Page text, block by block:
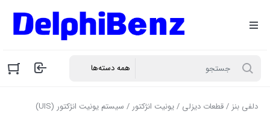
دلفی بنز /قطعات دیزلی /یونیت انژکتور / سیستم یونیت انژکتور (UIS)